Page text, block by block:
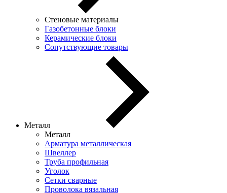
Стеновые материалы
Газобетонные блоки
Керамические блоки
Сопутствующие товары
Металл
Металл
Арматура металлическая
Швеллер
Труба профильная
Уголок
Сетки сварные
Проволока вязальная